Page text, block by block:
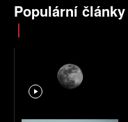
Populární články